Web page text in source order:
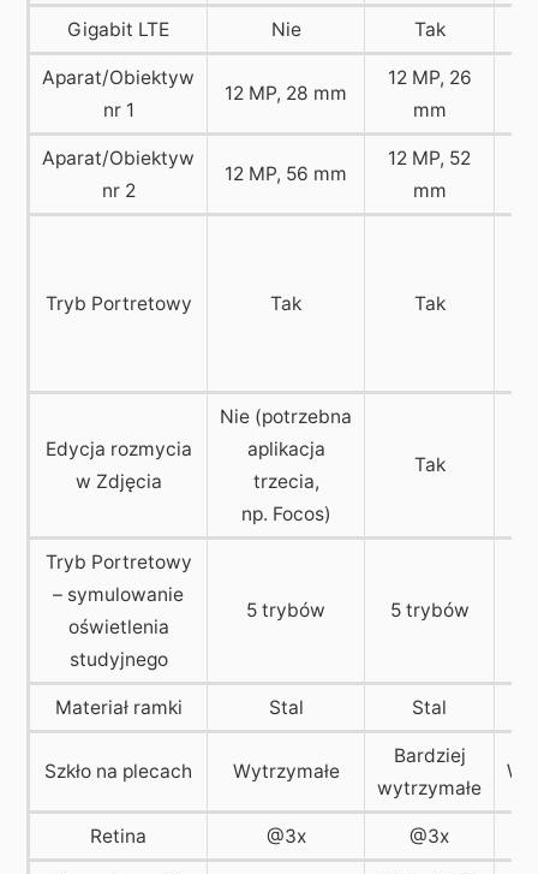
Gigabit LTE Nie Tak
Aparat/Obiektyw
nr 1
12 MP, 28 mm
12 MP, 26
mm
Aparat/Obiektyw
nr 2
12 MP, 56 mm
12 MP, 52
mm
Tryb Portretowy Tak Tak
Edycja rozmycia
w Zdjęcia
Nie (potrzebna
aplikacja
trzecia,
np. Focos)
Tak
Tryb Portretowy
– symulowanie
oświetlenia
studyjnego
5 trybów 5 trybów
Materiał ramki Stal Stal
Szkło na plecach Wytrzymałe
Bardziej
wytrzymałe
Retina @3x @3x